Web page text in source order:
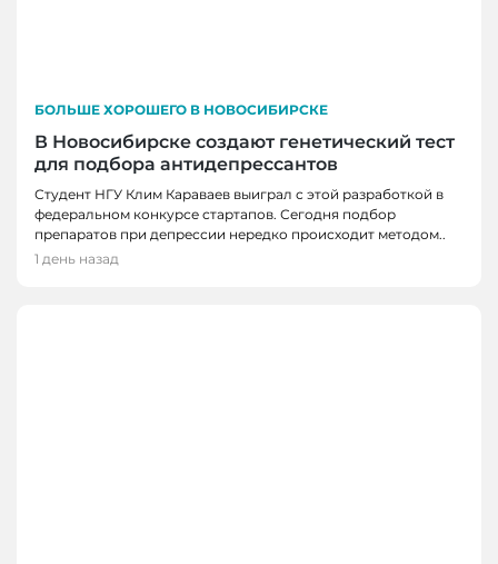
БОЛЬШЕ ХОРОШЕГО В НОВОСИБИРСКЕ
В Новосибирске создают генетический тест
для подбора антидепрессантов
Студент НГУ Клим Караваев выиграл с этой разработкой в
федеральном конкурсе стартапов. Сегодня подбор
препаратов при депрессии нередко происходит методом..
1 день назад